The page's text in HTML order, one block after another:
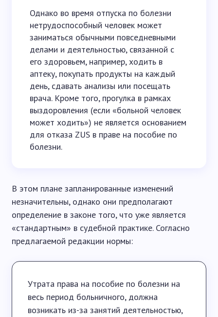
Однако во время отпуска по болезни
нетрудоспособный человек может
заниматься обычными повседневными
делами и деятельностью, связанной с
его здоровьем, например, ходить в
аптеку, покупать продукты на каждый
день, сдавать анализы или посещать
врача. Кроме того, прогулка в рамках
выздоровления (если «больной человек
может ходить») не является основанием
для отказа ZUS в праве на пособие по
болезни.
В этом плане запланированные изменений
незначительны, однако они предполагают
определение в законе того, что уже является
«стандартным» в судебной практике. Согласно
предлагаемой редакции нормы:
Утрата права на пособие по болезни на
весь период больничного, должна
возникать из-за занятий деятельностью,